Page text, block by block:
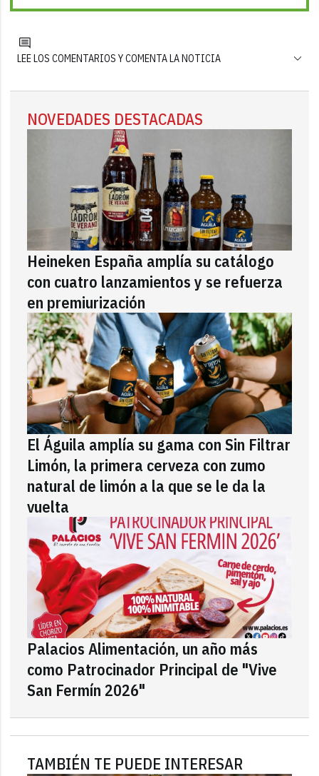
LEE LOS COMENTARIOS Y COMENTA LA NOTICIA
NOVEDADES DESTACADAS
Heineken España amplía su catálogo
con cuatro lanzamientos y se refuerza
en premiurización
El Águila amplía su gama con Sin Filtrar
Limón, la primera cerveza con zumo
natural de limón a la que se le da la
vuelta
Palacios Alimentación, un año más
como Patrocinador Principal de "Vive
San Fermín 2026"
TAMBIÉN TE PUEDE INTERESAR